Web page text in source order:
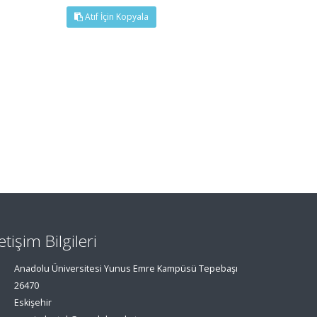
Atıf İçin Kopyala
Bilgileri
Anadolu Üniversitesi Yunus Emre Kampüsü Tepebaşı
26470
Eskişehir